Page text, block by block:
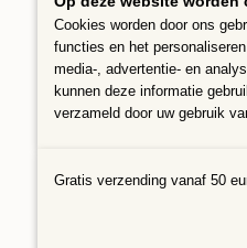
Cookies worden door ons
functies en het
media-, advertentie- en
kunnen deze informatie
verzameld door uw gebruik
Gratis verzending vanaf 50
Mix van
door
UV en
100 gram =